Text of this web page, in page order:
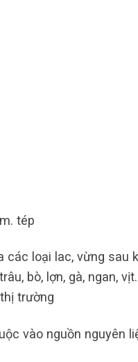
tép
các loại lac, vừng sau
bò, lợn, gà, ngan,
trường
vào nguồn nguyên